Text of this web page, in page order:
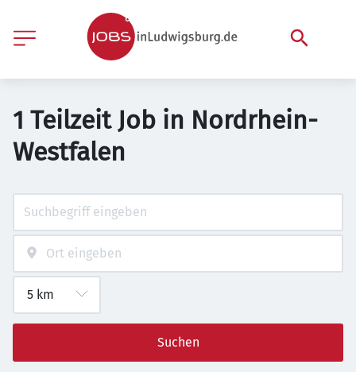
1 Teilzeit Job in Nordrhein-
Westfalen
Suchen